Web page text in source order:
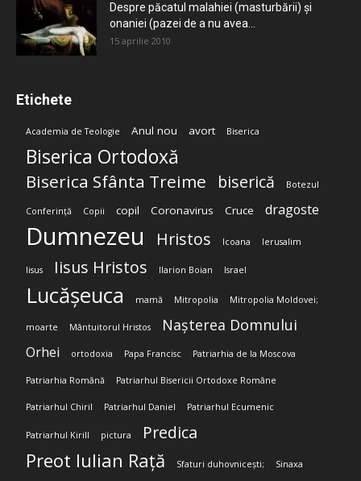
Despre păcatul malahiei (masturbării) şi
onaniei (pazei de a nu avea...
15 aprilie 2010
Etichete
Academia de Teologie Anul nou avort Biserica
Biserica Ortodoxă
Biserica Sfânta Treime biserică Botezul
Conferință Copii copil Coronavirus Cruce dragoste
Dumnezeu Hristos Icoana Ierusalim
Iisus Iisus Hristos Ilarion Boian Israel
Lucășeuca mamă Mitropolia Mitropolia Moldovei;
moarte Mântuitorul Hristos Nașterea Domnului
Orhei ortodoxia Papa Francisc Patriarhia de la Moscova
Patriarhia Română Patriarhul Bisericii Ortodoxe Române
Patriarhul Chiril Patriarhul Daniel Patriarhul Ecumenic
Patriarhul Kirill pictura Predica
Preot Iulian Rață Sfaturi duhovnicești; Sinaxa